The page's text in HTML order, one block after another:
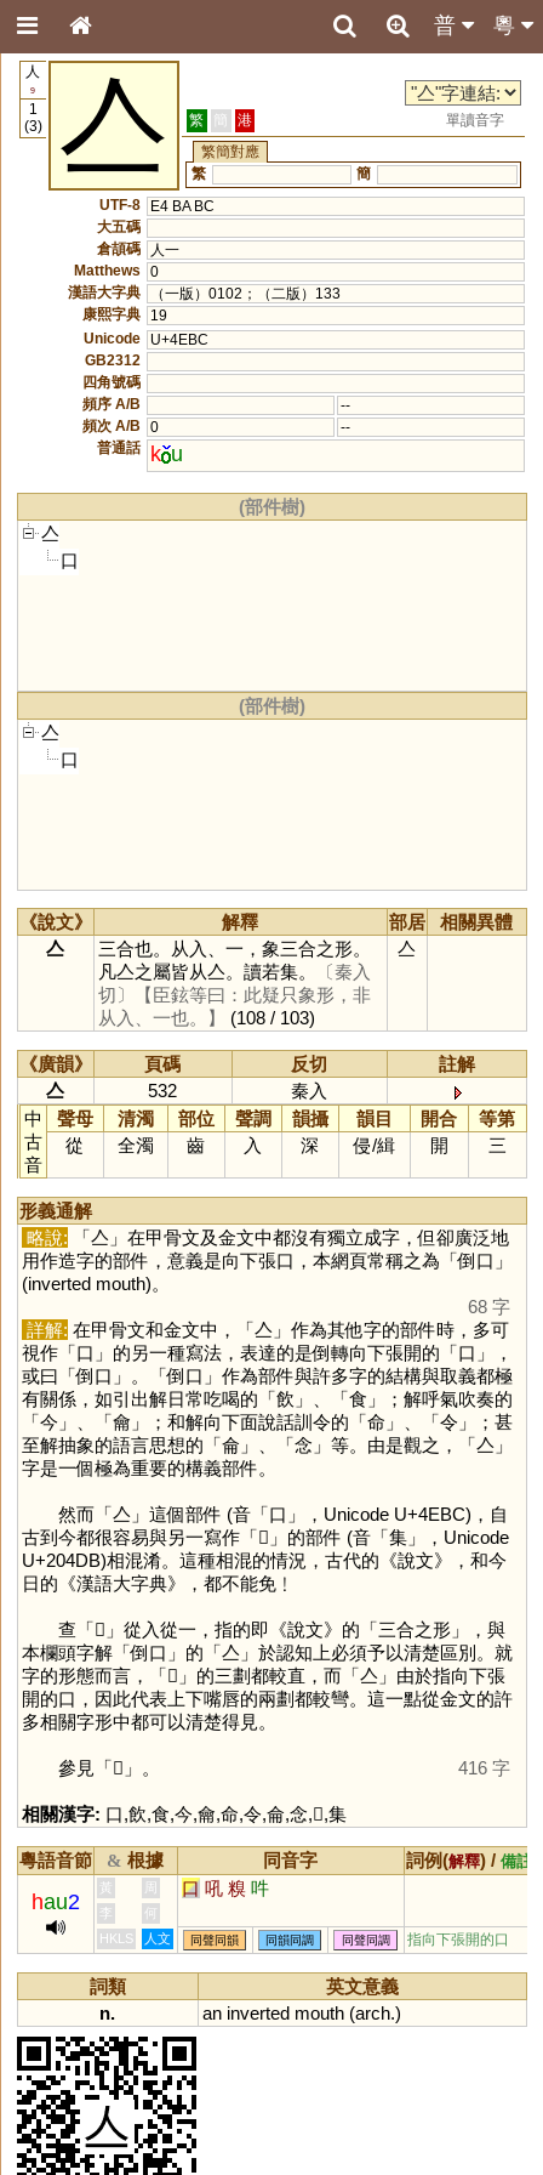
粵
普
人
9
1
(3)
亼 繁 簡 港
單讀音字
繁簡對應
繁
簡
UTF-8
E4 BA BC
大五碼
倉頡碼
人一
Matthews
0
漢語大字典
（一版）0102；（二版）133
康熙字典
19
Unicode
U+4EBC
GB2312
四角號碼
頻序 A/B
--
頻次 A/B
0
--
普通話
k u
(部件樹)
亼
口
(部件樹)
亼
口
《說文》 解釋 部居
相關異體
亼
三合也。从入、一，象三合之形。
凡亼之屬皆从亼。讀若集。
〔秦入
切〕
【臣鉉等曰：此疑只象形，非
从入、一也。】
(108 / 103)
亼
《廣韻》 頁碼 反切
註解
亼
532
秦入
中
古
音
聲母 清濁 部位 聲調 韻攝 韻目 開合
等第
從
全濁 齒 入 深 侵/緝 開 三
形義通解
略說: 「亼」在甲骨文及金文中都沒有獨立成字，但卻廣泛地
用作造字的部件，意義是向下張口，本網頁常稱之為「倒口」
(inverted mouth)。
68 字
詳解: 在甲骨文和金文中，「亼」作為其他字的部件時，多可
視作「口 」的另一種寫法，表達的是倒轉向下張開的「口 」，
或曰「倒口」。「倒口」作為部件與許多字的結構與取義都極
有關係，如引出解日常吃喝的「飲 」、「食 」；解呼氣吹奏的
「今」、「龠 」；和解向下面說話訓令的「命 」、「令」；甚
至解抽象的語言思想的「侖 」、「念 」等。由是觀之，「亼」
字是一個極為重要的構義部件。
然而「亼」這個部件 (音「口 」，Unicode U+4EBC)，自
古到今都很容易與另一寫作「𠓛 」的部件 (音「集」，Unicode
U+204DB)相混淆。這種相混的情況，古代的《說文》，和今
日的《漢語大字典》，都不能免﹗
查「𠓛 」從入從一，指的即《說文》的「三合之形」，與
本欄頭字解「倒口」的「亼」於認知上必須予以清楚區別。就
字的形態而言，「𠓛 」的三劃都較直，而「亼」由於指向下張
開的口，因此代表上下嘴唇的兩劃都較彎。這一點從金文的許
多相關字形中都可以清楚得見。
參見「𠓛 」。 416 字
相關漢字: 口,飲,食,今,龠,命,令,侖,念,𠓛,集
粵語音節 & 根據 同音字 詞例(解釋) / 備註
hau2
黃 周 口 吼 糗 吽
李
何
HKLS
人文 同聲同韻 同韻同調 同聲同調 指向下張開的口
詞類
英文意義
n.
an inverted mouth(arch.)